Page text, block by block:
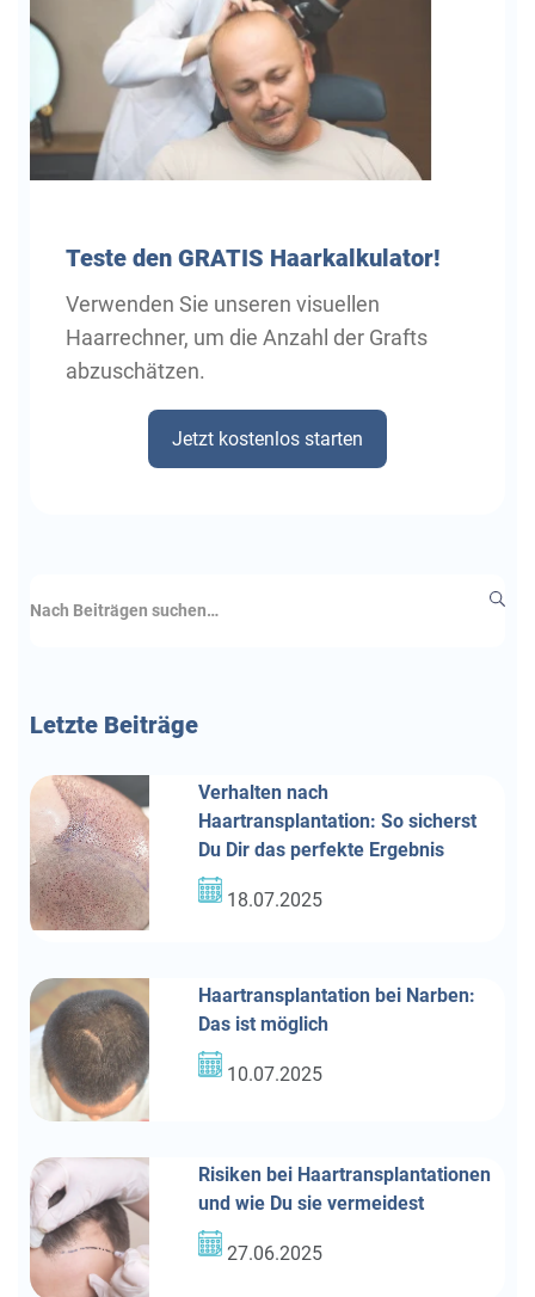
Teste den GRATIS Haarkalkulator!
Verwenden Sie unseren visuellen
Haarrechner, um die Anzahl der Grafts
abzuschätzen.
Jetzt kostenlos starten
Letzte Beiträge
Verhalten nach
Haartransplantation: So sicherst
Du Dir das perfekte Ergebnis
18.07.2025
Haartransplantation bei Narben:
Das ist möglich
10.07.2025
Risiken bei Haartransplantationen
und wie Du sie vermeidest
27.06.2025